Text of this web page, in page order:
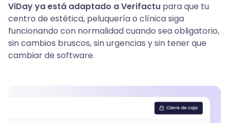
ViDay ya está adaptado a Verifactu para que tu
centro de estética, peluquería o clínica siga
funcionando con normalidad cuando sea obligatorio,
sin cambios bruscos, sin urgencias y sin tener que
cambiar de software.